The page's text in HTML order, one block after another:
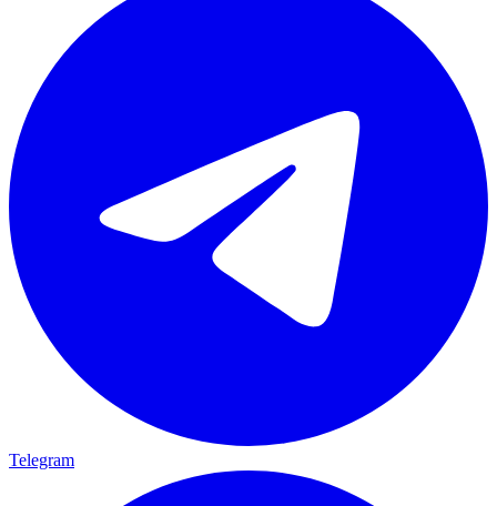
Telegram